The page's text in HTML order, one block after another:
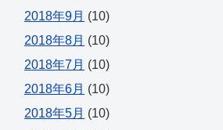
2018年9月 (10)
2018年8月 (10)
2018年7月 (10)
2018年6月 (10)
2018年5月 (10)